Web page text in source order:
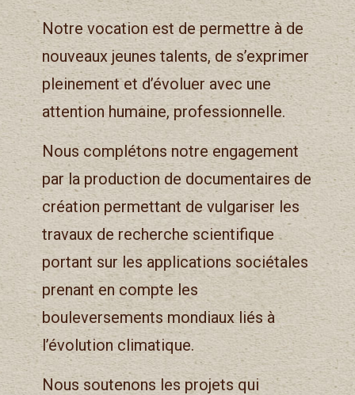
Notre vocation est de permettre à de
nouveaux jeunes talents, de s’exprimer
pleinement et d’évoluer avec une
attention humaine, professionnelle.
Nous complétons notre engagement
par la production de documentaires de
création permettant de vulgariser les
travaux de recherche scientifique
portant sur les applications sociétales
prenant en compte les
bouleversements mondiaux liés à
l’évolution climatique.
Nous soutenons les projets qui